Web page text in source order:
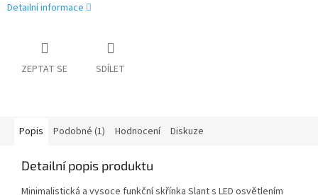
Detailní informace
ZEPTAT SE SDÍLET
Popis Podobné (1) Hodnocení Diskuze
Detailní popis produktu
Minimalistická a vysoce funkční skřínka Slant s LED osvětlením